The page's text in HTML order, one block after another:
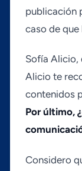
publicación
caso de
Sofí­a Alicio,
Alicio te
contenidos
Por último,
Considero